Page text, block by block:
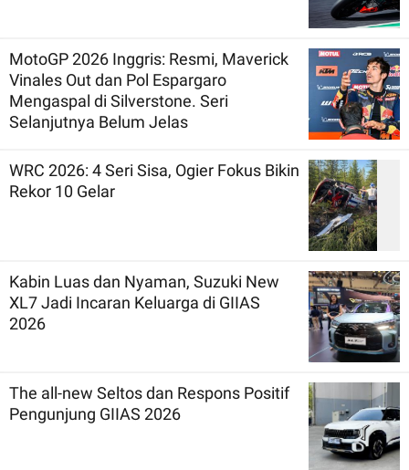
MotoGP 2026 Inggris: Resmi, Maverick
Vinales Out dan Pol Espargaro
Mengaspal di Silverstone. Seri
Selanjutnya Belum Jelas
WRC 2026: 4 Seri Sisa, Ogier Fokus Bikin
Rekor 10 Gelar
Kabin Luas dan Nyaman, Suzuki New
XL7 Jadi Incaran Keluarga di GIIAS
2026
The all-new Seltos dan Respons Positif
Pengunjung GIIAS 2026